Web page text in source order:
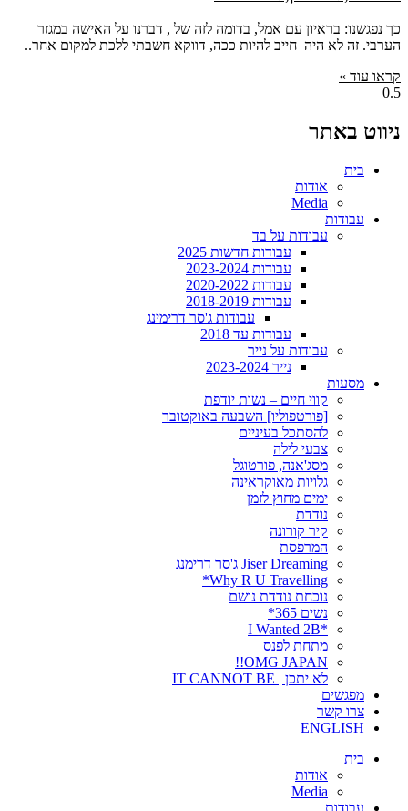
כך נפגשנו: בראיון עם אמל, בדומה לזה של , דברנו על האישה במגזר
הערבי. זה לא היה חייב להיות ככה, דווקא חשבתי ללכת למקום אחר..
קראו עוד »
ניווט באתר
בית
אודות
Media
עבודות
עבודות על בד
עבודות חדשות 2025
עבודות 2023-2024
עבודות 2020-2022
עבודות 2018-2019
עבודות ג'סר דרימינג
עבודות עד 2018
עבודות על נייר
נייר 2023-2024
מסעות
קווי חיים – נשות יודפת
[פורטפוליו] השבעה באוקטובר
להסתכל בעיניים
צבעי לילה
מסג'אנה, פורטוגל
גלויות מאוקראינה
ימים מחוץ לזמן
נודדת
קיר קורונה
המרפסת
Jiser Dreaming ג'סר דרימנג
Why R U Travelling*
נוכחת נודדת נושם
נשים 365*
*I Wanted 2B
מתחת לפנס
OMG JAPAN!!
לא יתכן | IT CANNOT BE
מפגשים
צרו קשר
ENGLISH
בית
אודות
Media